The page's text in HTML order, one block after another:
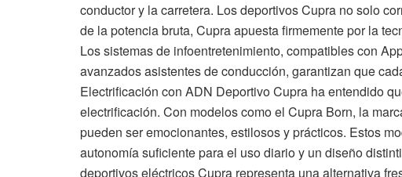
conductor y la carretera. Los deportivos Cupra no solo
de la potencia bruta, Cupra apuesta firmemente por la
Los sistemas de infoentretenimiento, compatibles con
avanzados asistentes de conducción, garantizan que
Electrificación con ADN Deportivo Cupra ha entendido
electrificación. Con modelos como el Cupra Born, la
pueden ser emocionantes, estilosos y prácticos. Estos
autonomía suficiente para el uso diario y un diseño
deportivos eléctricos Cupra representa una alternativa